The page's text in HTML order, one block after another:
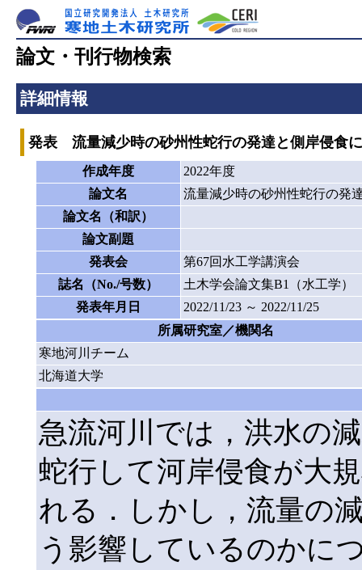
論文・刊行物検索
詳細情報
発表 流量減少時の砂州性蛇行の発達と側岸侵食
作成年度
2022年度
論文名
流量減少時の砂州性蛇行の発
論文名（和訳）
論文副題
発表会
第67回水工学講演会
誌名（No./号数）
土木学会論文集B1（水工学）
発表年月日
2022/11/23 ～ 2022/11/25
所属研究室／機関名
寒地河川チーム
北海道大学
急流河川では，洪水の
蛇行して河岸侵食が大
れる．しかし，流量の
う影響しているのかに